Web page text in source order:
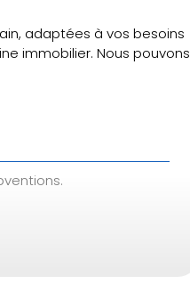
adaptées à vos besoins
immobilier. Nous pouvons